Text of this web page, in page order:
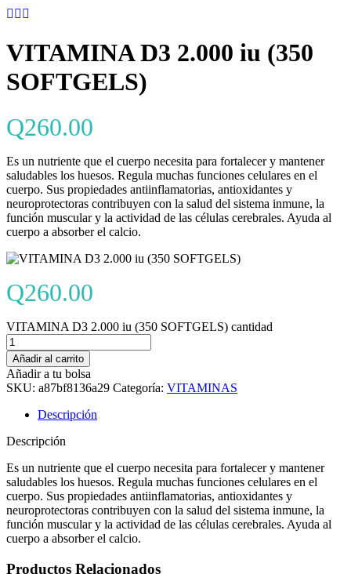
VITAMINA D3 2.000 iu (350
SOFTGELS)
Q260.00
Es un nutriente que el cuerpo necesita para fortalecer y mantener
saludables los huesos. Regula muchas funciones celulares en el
cuerpo. Sus propiedades antiinflamatorias, antioxidantes y
neuroprotectoras contribuyen con la salud del sistema inmune, la
función muscular y la actividad de las células cerebrales. Ayuda al
cuerpo a absorber el calcio.
Q260.00
VITAMINA D3 2.000 iu (350 SOFTGELS) cantidad
Añadir al carrito
Añadir a tu bolsa
SKU: a87bf8136a29 Categoría: VITAMINAS
Descripción
Descripción
Es un nutriente que el cuerpo necesita para fortalecer y mantener
saludables los huesos. Regula muchas funciones celulares en el
cuerpo. Sus propiedades antiinflamatorias, antioxidantes y
neuroprotectoras contribuyen con la salud del sistema inmune, la
función muscular y la actividad de las células cerebrales. Ayuda al
cuerpo a absorber el calcio.
Productos Relacionados